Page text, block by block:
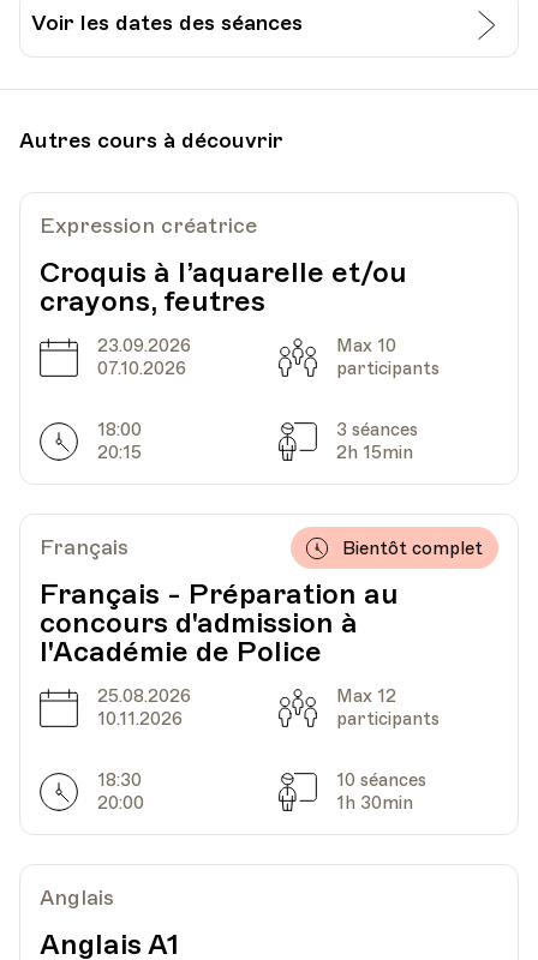
Grille pour l’auto-évaluation du CECR
Lausanne:
Voir les dates des séances
Lieu1005, Lausanne
Av. de Cour 33
Date20.02.2024
Av. de Cour 33
Heure
19.30
Lieu
HEP - Haute Ecole Pédagogique - Salle 720
1005, Lausanne
Av. de Cour 33
Lieu
HEP - Haute Ecole Pédagogique - Salle 720
1005, Lausanne
Av. de Cour 33
Autres cours à découvrir
Expression créatrice
Croquis à l’aquarelle et/ou
crayons, feutres
Date
23.09.2026
07.10.2026
Capacité
Max 10
participants
Horarires
18:00
20:15
Séances
3 séances
2h 15min
Français
Français - Préparation au
concours d'admission à
l'Académie de Police
Bientôt complet
Date
25.08.2026
10.11.2026
Capacité
Max 12
participants
Horarires
18:30
20:00
Séances
10 séances
1h 30min
Anglais
Anglais A1